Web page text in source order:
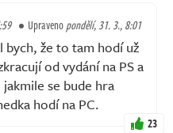
Upravenopondělí, 31. 3., 8:01
že to tam hodí už
od vydání na PS a
se bude hra
hodí na PC.
23